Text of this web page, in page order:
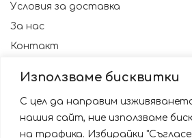
Използваме бисквитки
С цел да направим
нашия сайт, ние използваме
на трафика. Избирайки
Условия за доставка
За нас
Контакт